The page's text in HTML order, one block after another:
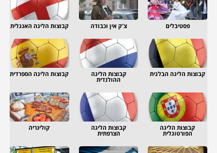
פסטיבלים צ'ק אין וכבודה קבוצות הליגה האנגלית
קבוצות הליגה הבלגית קבוצות הליגה
ההולנדית
קבוצות הליגה הספרדית
קבוצות הליגה
הפורטוגלית
קבוצות הליגה
הצרפתית
קולינריה